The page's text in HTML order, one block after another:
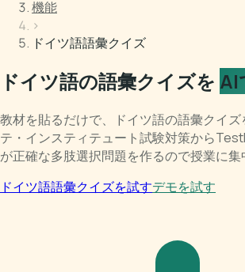
機能
›
ドイツ語語彙クイズ
ドイツ語の語彙クイズを AI
教材を貼るだけで、ドイツ語の語彙クイ
テ・インスティテュート試験対策から
が正確な多肢選択問題を作るので授業に集
ドイツ語語彙クイズを試すデモを試す